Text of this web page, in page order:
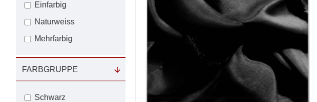
FARBGRUPPE
Schwarz
Einfarbig
Naturweiss
Mehrfarbig
hauchzarte und dennoch strapazierfähige
Silk Etamine wird aus glatten, nicht
Seide weist eine feine Moiré-Struktur auf, die
Silk Etamine ist atmungsaktiv, besteht aus
Der Stoff ist preiswert, leicht zu verarbeiten
90 cm Stoffbreite nur 24 g/m wiegt und wenig
eigenes Färbesystem.